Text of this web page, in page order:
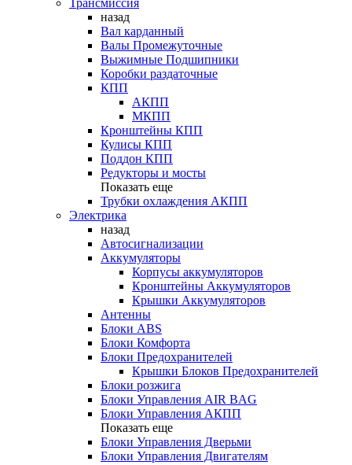
Трансмиссия
назад
Вал карданный
Валы Промежуточные
Выжимные Подшипники
Коробки раздаточные
КПП
АКПП
МКПП
Кронштейны КПП
Кулисы КПП
Поддон КПП
Редукторы и мосты
Показать еще
Трубки охлаждения АКПП
Электрика
назад
Автосигнализации
Аккумуляторы
Корпусы аккумуляторов
Кронштейны Аккумуляторов
Крышки Аккумуляторов
Антенны
Блоки ABS
Блоки Комфорта
Блоки Предохранителей
Крышки Блоков Предохранителей
Блоки розжига
Блоки Управления AIR BAG
Блоки Управления АКПП
Показать еще
Блоки Управления Дверьми
Блоки Управления Двигателям